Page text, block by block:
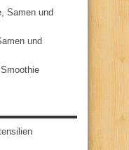
Samen und
und